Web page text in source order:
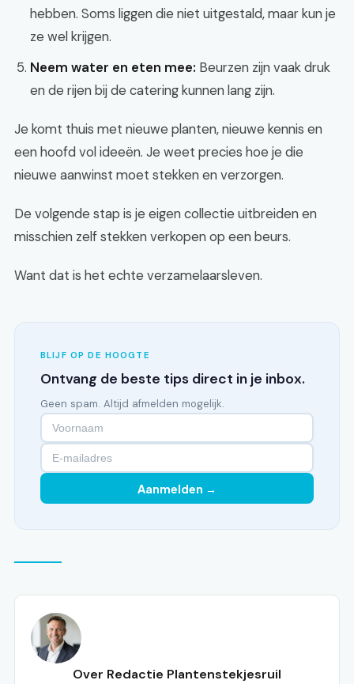
hebben. Soms liggen die niet uitgestald, maar kun je
ze wel krijgen.
Neem water en eten mee: Beurzen zijn vaak druk
en de rijen bij de catering kunnen lang zijn.
Je komt thuis met nieuwe planten, nieuwe kennis en
een hoofd vol ideeën. Je weet precies hoe je die
nieuwe aanwinst moet stekken en verzorgen.
De volgende stap is je eigen collectie uitbreiden en
misschien zelf stekken verkopen op een beurs.
Want dat is het echte verzamelaarsleven.
BLIJF OP DE HOOGTE
Ontvang de beste tips direct in je inbox.
Geen spam. Altijd afmelden mogelijk.
Aanmelden →
Over Redactie Plantenstekjesruil